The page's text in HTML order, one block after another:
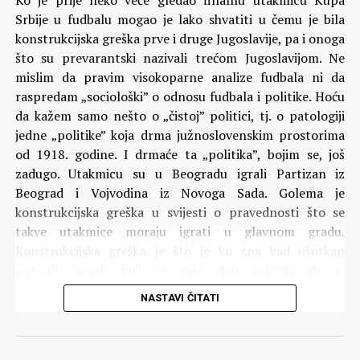
Srbije u fudbalu mogao je lako shvatiti u čemu je bila
konstrukcijska greška prve i druge Jugoslavije, pa i onoga
što su prevarantski nazivali trećom Jugoslavijom. Ne
mislim da pravim visokoparne analize fudbala ni da
raspredam „sociološki” o odnosu fudbala i politike. Hoću
da kažem samo nešto o „čistoj” politici, tj. o patologiji
jedne „politike” koja drma južnoslovenskim prostorima
od 1918. godine. I drmaće ta „politika”, bojim se, još
zadugo. Utakmicu su u Beogradu igrali Partizan iz
Beograd i Vojvodina iz Novoga Sada. Golema je
konstrukcijska greška u svijesti o pravednosti što se
takve utakmice moraju igrati u glavnom gradu.
samorazumljivo da se utakmice finala igraju u Beogradu i
kad učestvuje neki od beogradskih klubova. Naprosto,
NASTAVI ČITATI